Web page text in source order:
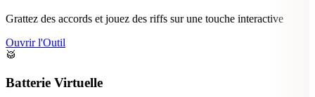
Grattez des accords et jouez des riffs sur une touche interactive
Ouvrir l'Outil
🥁
Batterie Virtuelle